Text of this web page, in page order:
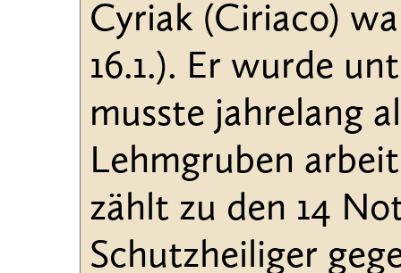
Cyriak (Ciriaco)
16.1.). Er wurde
musste jahrelang
Lehmgruben
zählt zu den 14
Schutzheiliger